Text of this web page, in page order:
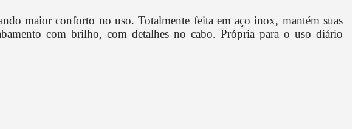
maior conforto no uso. Totalmente feita em aço inox, mantém suas
com brilho, com detalhes no cabo. Própria para o uso diário